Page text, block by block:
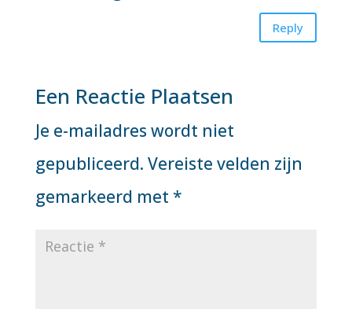
Reply
Een Reactie Plaatsen
Je e-mailadres wordt niet
gepubliceerd. Vereiste velden zijn
gemarkeerd met *